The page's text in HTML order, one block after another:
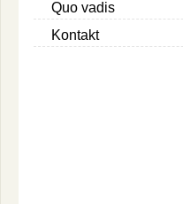
Quo vadis
Kontakt